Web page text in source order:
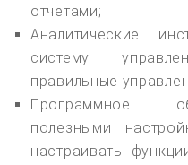
отчетами;
Аналитические
систему
правильные
Программное
полезными
настраивать